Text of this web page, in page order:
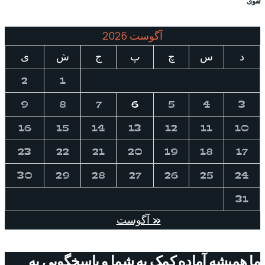
آگوست 2026
د
س چ پ ج ش
ی
1
2
3
4
5
6
7
8
9
10
11
12
13
14
15
16
17
18
19
20
21
22
23
24
25
26
27
28
29
30
31
« آگوست
ما همیشه آماده کمک به شما و پاسخگویی به